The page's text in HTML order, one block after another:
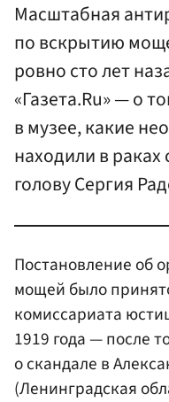
Масштабная
по вскрытию
ровно сто лет
«Газета.Ru» — о
в музее, какие
находили в раках
голову Сергия
Постановление об
мощей было
комиссариата
1919 года — после
о скандале в
(Ленинградская